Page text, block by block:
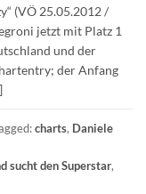
(VÖ 25.05.2012 /
jetzt mit Platz 1
und der
der Anfang
charts, Daniele
sucht den Superstar,